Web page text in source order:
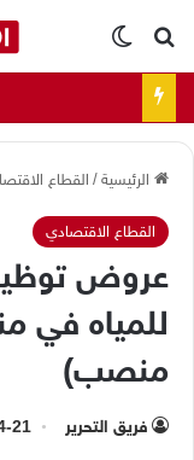
بحث عنالوضع المظلم
الرئيسية/ القطاع
القطاع الاقتصادي
عروض
منصب)
فريق التحرير 21